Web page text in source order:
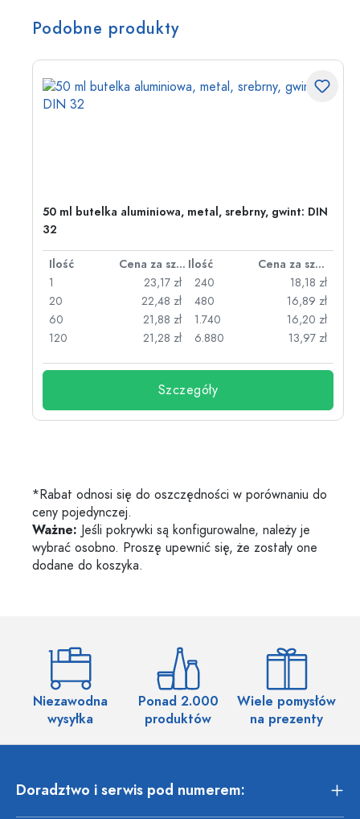
Podobne produkty
50 ml butelka aluminiowa, metal, srebrny, gwint: DIN
32
Ilość Cena za sztukę Ilość
Cena za sztukę
1
23,17 zł
20
22,48 zł
60
21,88 zł
120
21,28 zł
240
18,18 zł
480
16,89 zł
1.740
16,20 zł
6.880
13,97 zł
Szczegóły
*Rabat odnosi się do oszczędności w porównaniu do
ceny pojedynczej.
Ważne: Jeśli pokrywki są konfigurowalne, należy je
wybrać osobno. Proszę upewnić się, że zostały one
dodane do koszyka.
Niezawodna
wysyłka
Ponad 2.000
produktów
Wiele pomysłów
na prezenty
Doradztwo i serwis pod numerem: